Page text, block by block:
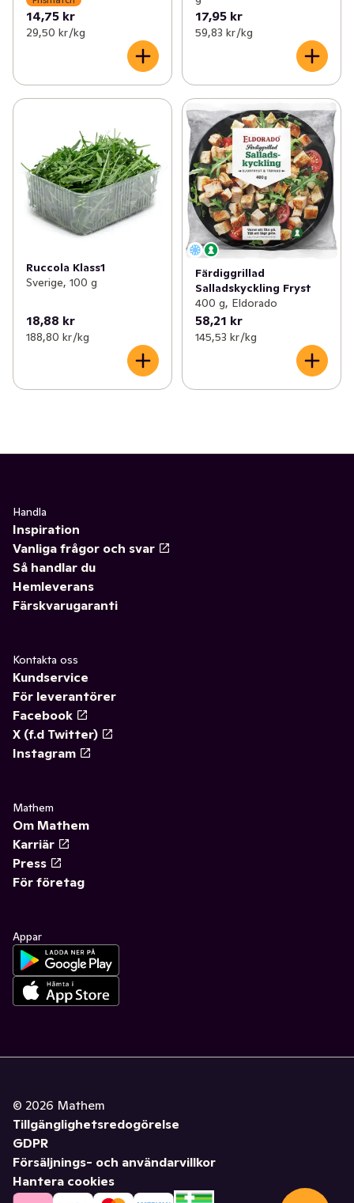
14,75 kr
29,50 kr /kg
17,95 kr
59,83 kr /kg
Ruccola Klass1
Sverige, 100 g
18,88 kr
188,80 kr /kg
Färdiggrillad
Salladskyckling Fryst
400 g, Eldorado
58,21 kr
145,53 kr /kg
Handla
Inspiration
Vanliga frågor och svar
Så handlar du
Hemleverans
Färskvarugaranti
Kontakta oss
Kundservice
För leverantörer
Facebook
X (f.d Twitter)
Instagram
Mathem
Om Mathem
Karriär
Press
För företag
Appar
© 2026 Mathem
Tillgänglighetsredogörelse
GDPR
Försäljnings- och användarvillkor
Hantera cookies